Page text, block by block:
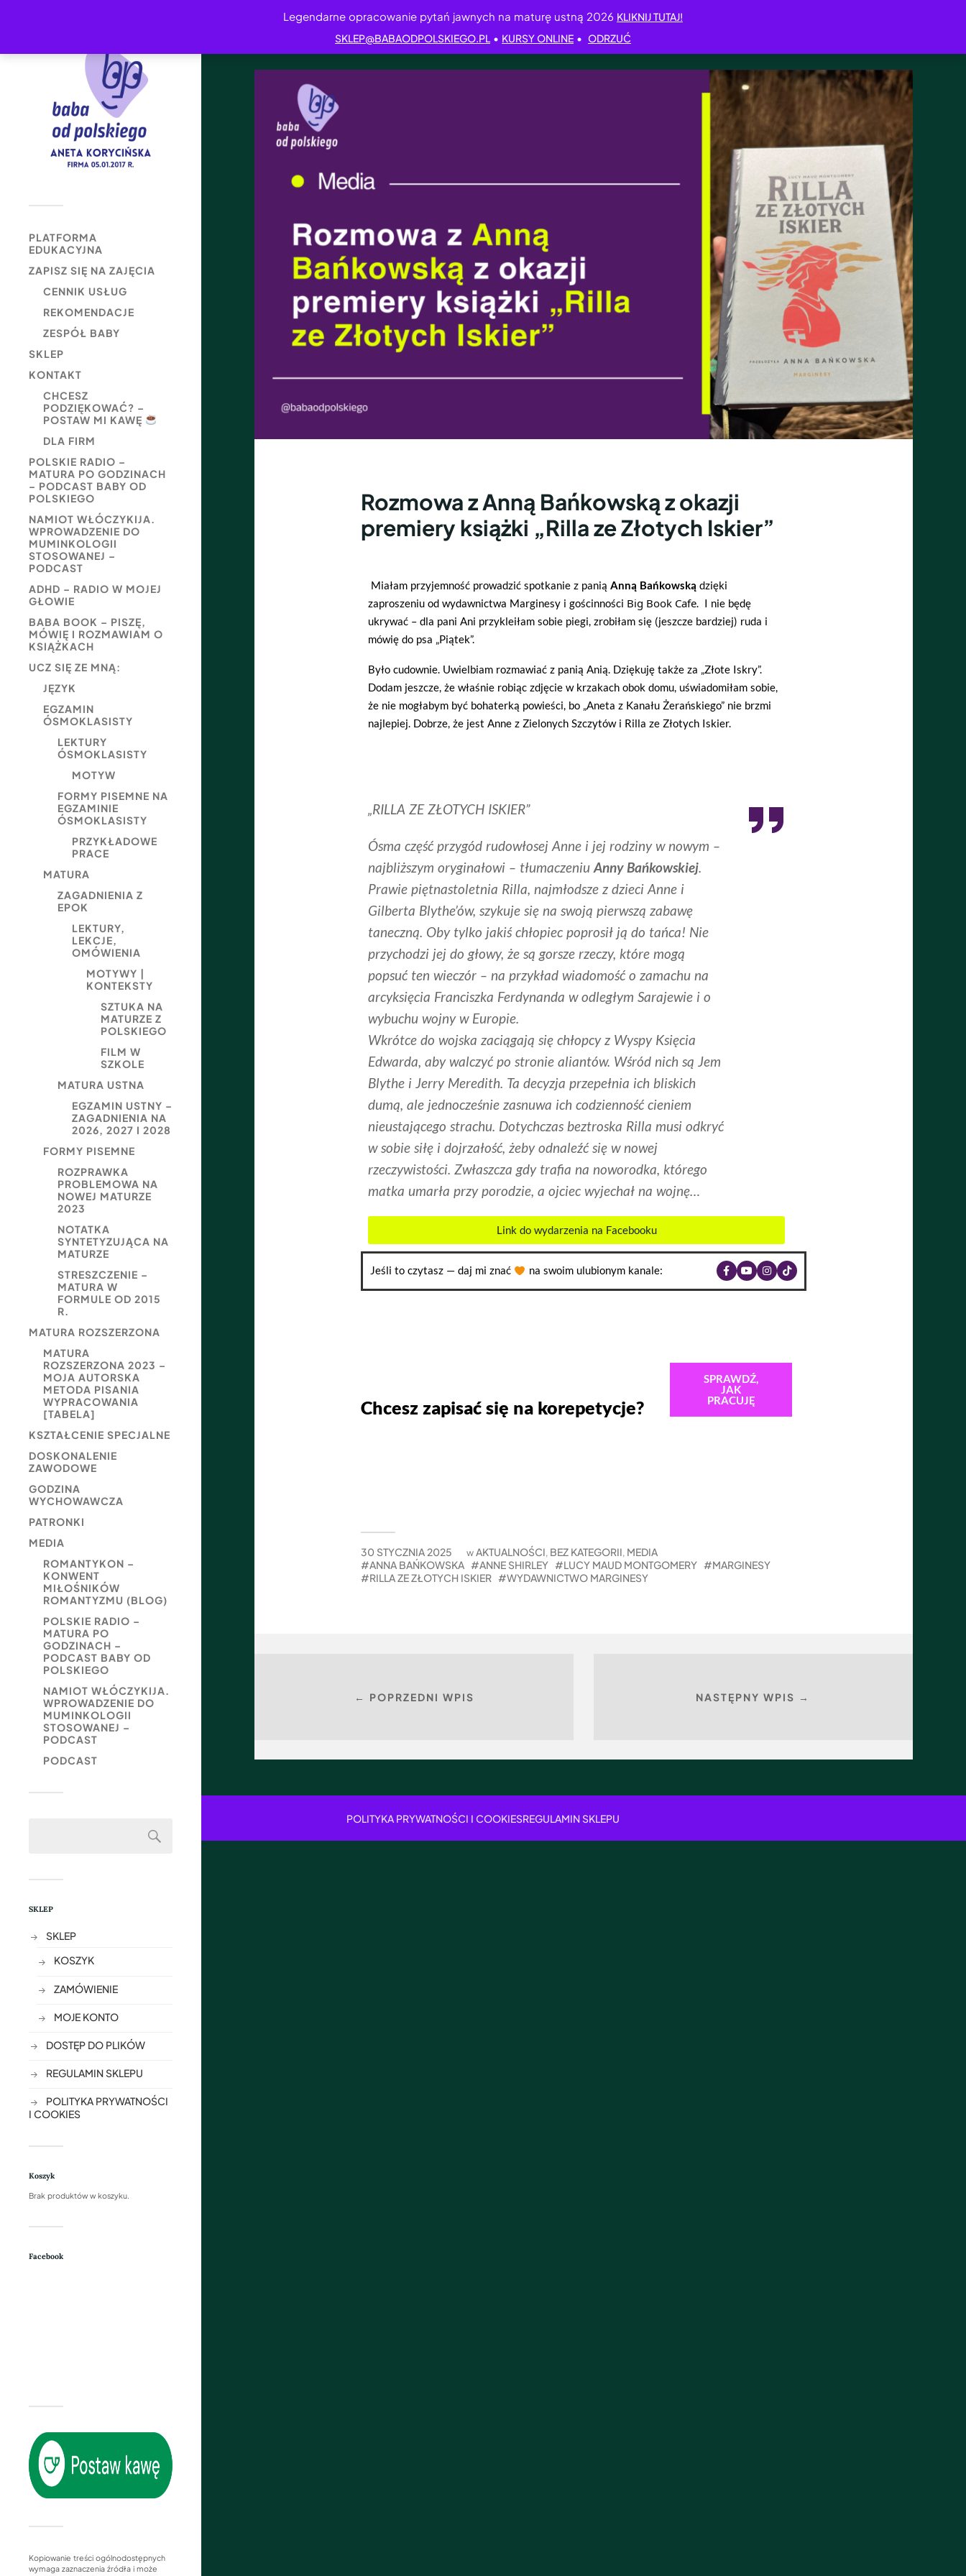
Legendarne opracowanie pytań jawnych na maturę ustną 2026 KLIKNIJ TUTAJ!
SKLEP@BABAODPOLSKIEGO.PL • KURSY ONLINE • ODRZUĆ
PLATFORMA
EDUKACYJNA
ZAPISZ SIĘ NA ZAJĘCIA
CENNIK USŁUG
REKOMENDACJE
ZESPÓŁ BABY
SKLEP
KONTAKT
CHCESZ
PODZIĘKOWAĆ? –
POSTAW MI KAWĘ
DLA FIRM
POLSKIE RADIO –
MATURA PO GODZINACH
– PODCAST BABY OD
POLSKIEGO
NAMIOT WŁÓCZYKIJA.
WPROWADZENIE DO
MUMINKOLOGII
STOSOWANEJ –
PODCAST
ADHD – RADIO W MOJEJ
GŁOWIE
BABA BOOK – PISZĘ,
MÓWIĘ I ROZMAWIAM O
KSIĄŻKACH
UCZ SIĘ ZE MNĄ:
JĘZYK
EGZAMIN
ÓSMOKLASISTY
LEKTURY
ÓSMOKLASISTY
MOTYW
FORMY PISEMNE NA
EGZAMINIE
ÓSMOKLASISTY
PRZYKŁADOWE
PRACE
MATURA
ZAGADNIENIA Z
EPOK
LEKTURY,
LEKCJE,
OMÓWIENIA
MOTYWY |
KONTEKSTY
SZTUKA NA
MATURZE Z
POLSKIEGO
FILM W
SZKOLE
MATURA USTNA
EGZAMIN USTNY –
ZAGADNIENIA NA
2026, 2027 I 2028
FORMY PISEMNE
ROZPRAWKA
PROBLEMOWA NA
NOWEJ MATURZE
2023
NOTATKA
SYNTETYZUJĄCA NA
MATURZE
STRESZCZENIE –
MATURA W
FORMULE OD 2015
R.
MATURA ROZSZERZONA
MATURA
ROZSZERZONA 2023 –
MOJA AUTORSKA
METODA PISANIA
WYPRACOWANIA
[TABELA]
KSZTAŁCENIE SPECJALNE
DOSKONALENIE
ZAWODOWE
GODZINA
WYCHOWAWCZA
PATRONKI
MEDIA
ROMANTYKON –
KONWENT
MIŁOŚNIKÓW
ROMANTYZMU (BLOG)
POLSKIE RADIO –
MATURA PO
GODZINACH –
PODCAST BABY OD
POLSKIEGO
NAMIOT WŁÓCZYKIJA.
WPROWADZENIE DO
MUMINKOLOGII
STOSOWANEJ –
PODCAST
PODCAST
SKLEP
SKLEP
KOSZYK
ZAMÓWIENIE
MOJE KONTO
DOSTĘP DO PLIKÓW
REGULAMIN SKLEPU
POLITYKA PRYWATNOŚCI
I COOKIES
Koszyk
Brak produktów w koszyku.
Facebook
Kopiowanie treści ogólnodostępnych
wymaga zaznaczenia źródła i może
Rozmowa z Anną Bańkowską z okazji
premiery książki „Rilla ze Złotych Iskier”
Miałam przyjemność prowadzić spotkanie z panią Anną Bańkowską dzięki
zaproszeniu od wydawnictwa Marginesy i gościnności Big Book Cafe. I nie będę
ukrywać – dla pani Ani przykleiłam sobie piegi, zrobiłam się (jeszcze bardziej) ruda i
mówię do psa „Piątek”.
Było cudownie. Uwielbiam rozmawiać z panią Anią. Dziękuję także za „Złote Iskry”.
Dodam jeszcze, że właśnie robiąc zdjęcie w krzakach obok domu, uświadomiłam sobie,
że nie mogłabym być bohaterką powieści, bo „Aneta z Kanału Żerańskiego” nie brzmi
najlepiej. Dobrze, że jest Anne z Zielonych Szczytów i Rilla ze Złotych Iskier.
„RILLA ZE ZŁOTYCH ISKIER”
Ósma część przygód rudowłosej Anne i jej rodziny w nowym –
najbliższym oryginałowi – tłumaczeniu Anny Bańkowskiej.
Prawie piętnastoletnia Rilla, najmłodsze z dzieci Anne i
Gilberta Blythe’ów, szykuje się na swoją pierwszą zabawę
taneczną. Oby tylko jakiś chłopiec poprosił ją do tańca! Nie
przychodzi jej do głowy, że są gorsze rzeczy, które mogą
popsuć ten wieczór – na przykład wiadomość o zamachu na
arcyksięcia Franciszka Ferdynanda w odległym Sarajewie i o
wybuchu wojny w Europie.
Wkrótce do wojska zaciągają się chłopcy z Wyspy Księcia
Edwarda, aby walczyć po stronie aliantów. Wśród nich są Jem
Blythe i Jerry Meredith. Ta decyzja przepełnia ich bliskich
dumą, ale jednocześnie zasnuwa ich codzienność cieniem
nieustającego strachu. Dotychczas beztroska Rilla musi odkryć
w sobie siłę i dojrzałość, żeby odnaleźć się w nowej
rzeczywistości. Zwłaszcza gdy trafia na noworodka, którego
matka umarła przy porodzie, a ojciec wyjechał na wojnę…
Link do wydarzenia na Facebooku
Jeśli to czytasz — daj mi znać na swoim ulubionym kanale:
Chcesz zapisać się na korepetycje?
SPRAWDŹ,
JAK
PRACUJĘ
30 STYCZNIA 2025 wAKTUALNOŚCI, BEZ KATEGORII, MEDIA
ANNA BAŃKOWSKA
ANNE SHIRLEY LUCY MAUD MONTGOMERY
MARGINESY
RILLA ZE ZŁOTYCH ISKIER
WYDAWNICTWO MARGINESY
← POPRZEDNI WPIS NASTĘPNY WPIS →
POLITYKA PRYWATNOŚCI I COOKIESREGULAMIN SKLEPU